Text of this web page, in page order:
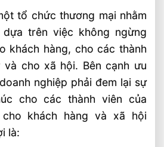
đoàn kết
và biết ơn
sáng tạo
gắn bó
là trung tâm
cộng cơ hội
Quan
tổ chức thương mại nhằm
trên việc không ngừng
khách hàng, cho các thành
cho xã hội. Bên cạnh ưu
nghiệp phải đem lại sự
cho các thành viên của
khách hàng và xã hội
là: